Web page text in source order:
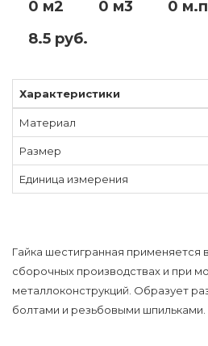
0 м2 0 м3 0
8.5 руб.
Характеристики
Материал
Размер
Единица измерения
Гайка шестигранная применяется
сборочных производствах и при
металлоконструкций. Образует
болтами и резьбовыми шпильками.